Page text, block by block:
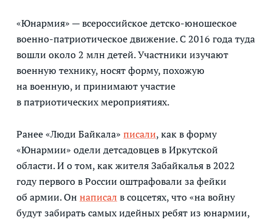
«Юнармия» — всероссийское детско-юношеское
военно-патриотическое движение. С 2016 года туда
вошли около 2 млн детей. Участники изучают
военную технику, носят форму, похожую
на военную, и принимают участие
в патриотических мероприятиях.
Ранее «Люди Байкала» писали, как в форму
«Юнармии» одели детсадовцев в Иркутской
области. И о том, как жителя Забайкалья в 2022
году первого в России оштрафовали за фейки
об армии. Он написал в соцсетях, что «на войну
будут забирать самых идейных ребят из юнармии,